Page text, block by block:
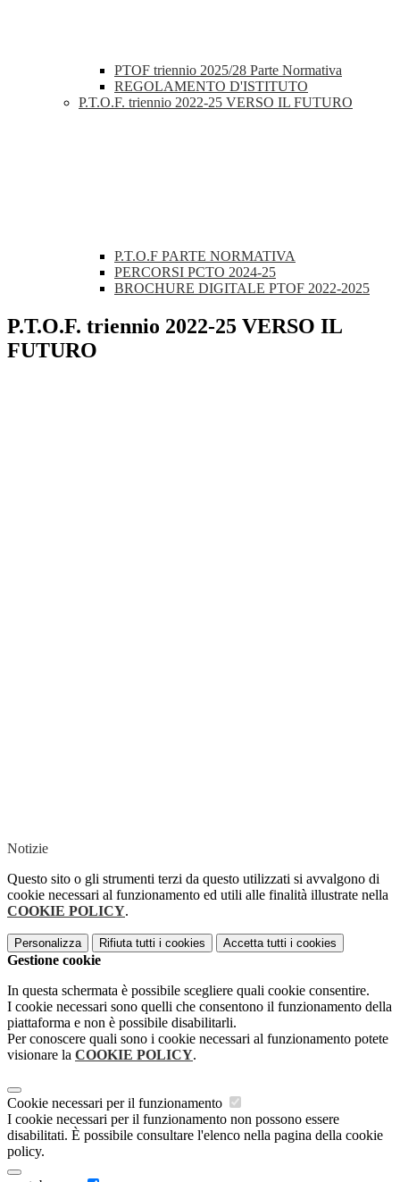
PTOF triennio 2025/28 Parte Normativa
REGOLAMENTO D'ISTITUTO
P.T.O.F. triennio 2022-25 VERSO IL FUTURO
P.T.O.F PARTE NORMATIVA
PERCORSI PCTO 2024-25
BROCHURE DIGITALE PTOF 2022-2025
P.T.O.F. triennio 2022-25 VERSO IL
FUTURO
Notizie
Questo sito o gli strumenti terzi da questo utilizzati si avvalgono di
cookie necessari al funzionamento ed utili alle finalità illustrate nella
COOKIE POLICY.
Personalizza Rifiuta tutti i cookies Accetta tutti i cookies
Gestione cookie
In questa schermata è possibile scegliere quali cookie consentire.
I cookie necessari sono quelli che consentono il funzionamento della
piattaforma e non è possibile disabilitarli.
Per conoscere quali sono i cookie necessari al funzionamento potete
visionare la COOKIE POLICY.
Cookie necessari per il funzionamento
I cookie necessari per il funzionamento non possono essere
disabilitati. È possibile consultare l'elenco nella pagina della cookie
policy.